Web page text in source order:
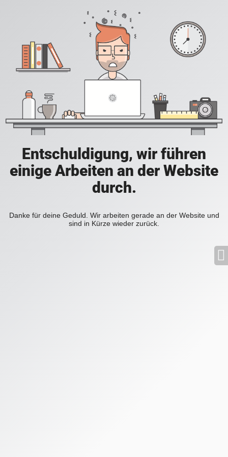
Entschuldigung, wir führen
einige Arbeiten an der Website
durch.
Danke für deine Geduld. Wir arbeiten gerade an der Website und
sind in Kürze wieder zurück.